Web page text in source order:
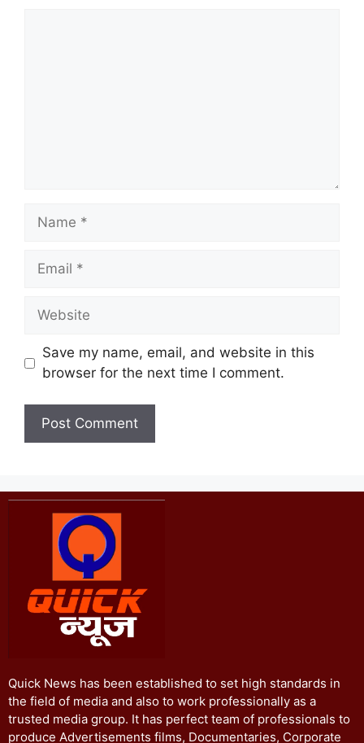
Save my name, email, and website in this
browser for the next time I comment.
Quick News has been established to set high standards in
the field of media and also to work professionally as a
trusted media group. It has perfect team of professionals to
produce Advertisements films, Documentaries, Corporate